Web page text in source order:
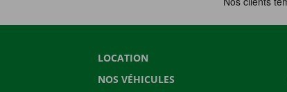
LOCATION
NOS VÉHICULES